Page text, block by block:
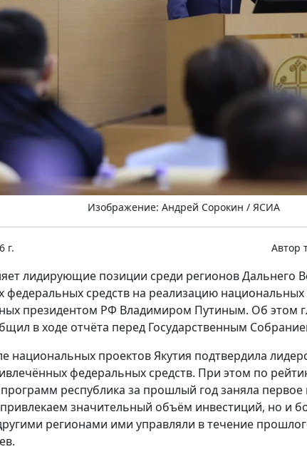
Изображение: Андрей Сорокин / ЯСИА
г. Автор
лидирующие позиции среди регионов Дальнего
федеральных средств на реализацию национальных
президентом РФ Владимиром Путиным. Об этом
в ходе отчёта перед Государственным
национальных проектов Якутия подтвердила
федеральных средств. При этом по
республика за прошлый год заняла первое
значительный объём инвестиций, но и
регионами ими управляли в течение